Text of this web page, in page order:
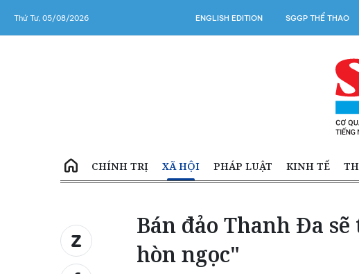
Thứ Tư, 05/08/2026 ENGLISH EDITION SGGP THỂ THAO
CHÍNH TRỊ XÃ HỘI PHÁP LUẬT KINH TẾ
Bán đảo Thanh Đa
hòn ngọc"